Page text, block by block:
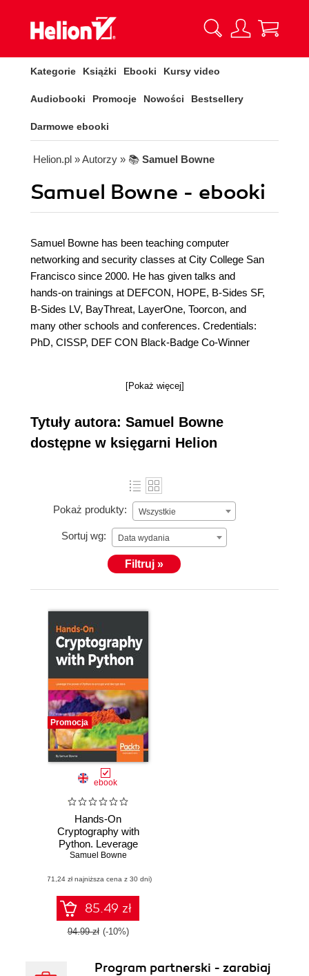
Kategorie Książki Ebooki Kursy video
Audiobooki Promocje Nowości Bestsellery
Darmowe ebooki
Helion.pl » Autorzy » 📚 Samuel Bowne
Samuel Bowne - ebooki
Samuel Bowne has been teaching computer
networking and security classes at City College San
Francisco since 2000. He has given talks and
hands-on trainings at DEFCON, HOPE, B-Sides SF,
B-Sides LV, BayThreat, LayerOne, Toorcon, and
many other schools and conferences. Credentials:
PhD, CISSP, DEF CON Black-Badge Co-Winner
[Pokaż więcej]
Tytuły autora: Samuel Bowne
dostępne w księgarni Helion
Pokaż produkty: Wszystkie
Sortuj wg: Data wydania
Filtruj »
Promocja
ebook
Hands-On
Cryptography with
Python. Leverage
the power of
and decrypt data
Samuel Bowne
(71,24 zł najniższa cena z 30 dni)
85.49 zł
94.99 zł (-10%)
Program partnerski - zarabiaj